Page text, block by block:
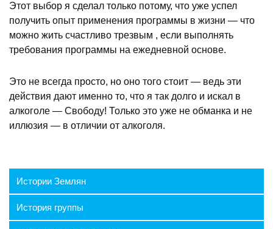
Этот выбор я сделал только потому, что уже успел
получить опыт применения программы в жизни — что
можно жить счастливо трезвым , если выполнять
требования программы на ежедневной основе.
Это не всегда просто, но оно того стоит — ведь эти
действия дают именно то, что я так долго и искал в
алкоголе — Свободу! Только это уже не обманка и не
иллюзия — в отличии от алкоголя.
Истории Землян
История группы